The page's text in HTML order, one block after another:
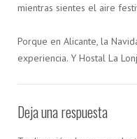
mientras sientes el aire
Porque en Alicante, la
experiencia. Y Hostal La
Deja una respuesta